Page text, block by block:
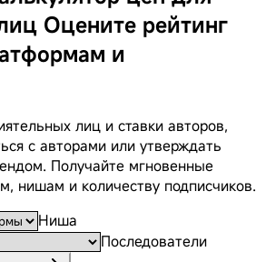
Оцените рейтинг
и
лиц и ставки авторов,
с авторами или утверждать
Получайте мгновенные
нишам и количеству подписчиков.
Ниша
Последователи